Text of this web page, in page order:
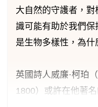
大自然的守護者，
識可能有助於我們
是生物多樣性，為什
英國詩人威廉·柯珀
1800）或許在他著